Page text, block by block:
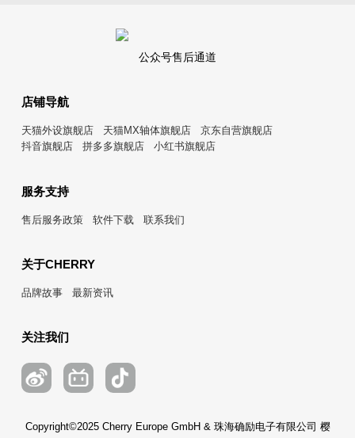
公众号售后通道
店铺导航
天猫外设旗舰店 天猫MX轴体旗舰店
京东自营旗舰店
抖音旗舰店
拼多多旗舰店 小红书旗舰店
服务支持
售后服务政策 软件下载 联系我们
关于CHERRY
品牌故事 最新资讯
关注我们
Copyright©2025 Cherry Europe GmbH & 珠海确励电子有限公司 樱